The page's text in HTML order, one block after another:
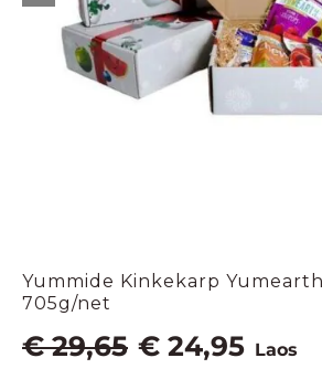
Yummide Kinkekarp
705g/net
€29,65 Algne
€ 24,95 Praegune
Laos